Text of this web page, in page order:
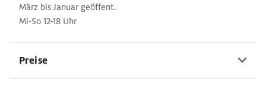
März bis Januar geöffent.
Mi-So 12-18 Uhr
Preise